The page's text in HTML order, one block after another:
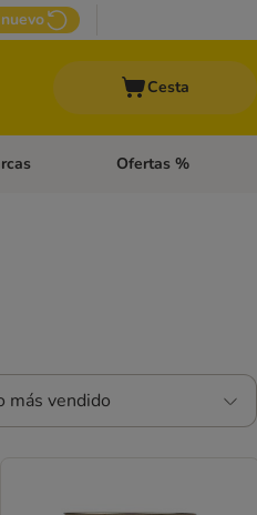
Cesta
abierto: Gama Vet.
Menú de categoria
Ofertas %
más vendido